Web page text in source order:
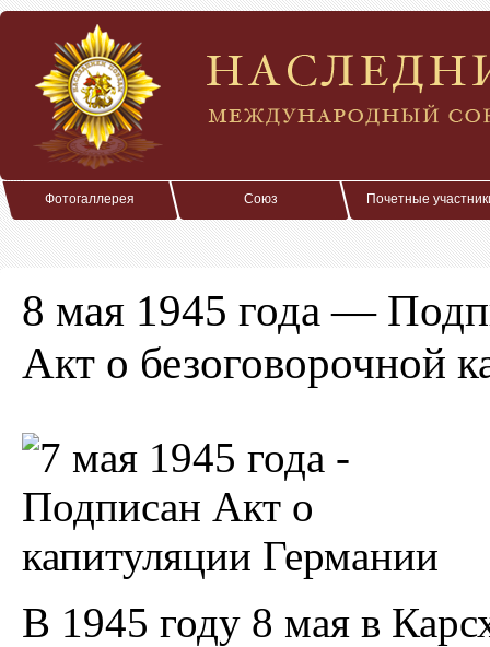
Фотогаллерея Союз Почетные
8 мая 1945 года —
Акт о безоговорочной
В 1945 году 8 мая в